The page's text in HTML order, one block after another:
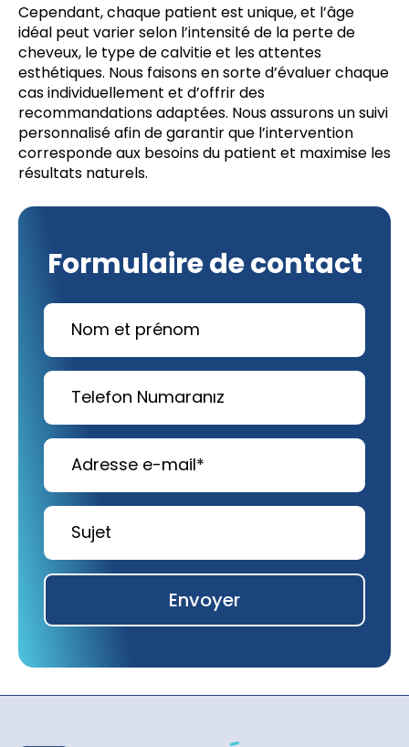
Cependant, chaque patient est unique, et l’âge
idéal peut varier selon l’intensité de la perte de
cheveux, le type de calvitie et les attentes
esthétiques. Nous faisons en sorte d’évaluer chaque
cas individuellement et d’offrir des
recommandations adaptées. Nous assurons un suivi
personnalisé afin de garantir que l’intervention
corresponde aux besoins du patient et maximise les
résultats naturels.
Formulaire de contact
Envoyer